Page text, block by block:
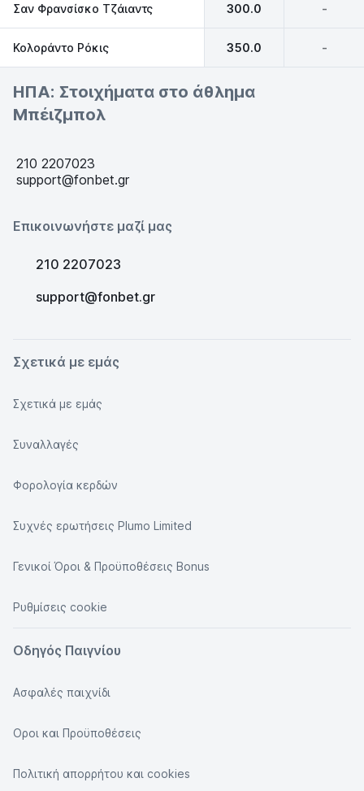
Σαν Φρανσίσκο Τζάιαντς 300.0 -
Κολοράντο Ρόκις 350.0 -
ΗΠΑ: Στοιχήματα στο άθλημα
Μπέιζμπολ
210 2207023
support@fonbet.gr
Επικοινωνήστε μαζί μας
210 2207023
support@fonbet.gr
Σχετικά με εμάς
Σχετικά με εμάς
Συναλλαγές
Φορολογία κερδών
Συχνές ερωτήσεις Plumo Limited
Γενικοί Όροι & Προϋποθέσεις Bonus
Ρυθμίσεις cookie
Οδηγός Παιγνίου
Ασφαλές παιχνίδι
Οροι και Προϋποθέσεις
Πολιτική απορρήτου και cookies